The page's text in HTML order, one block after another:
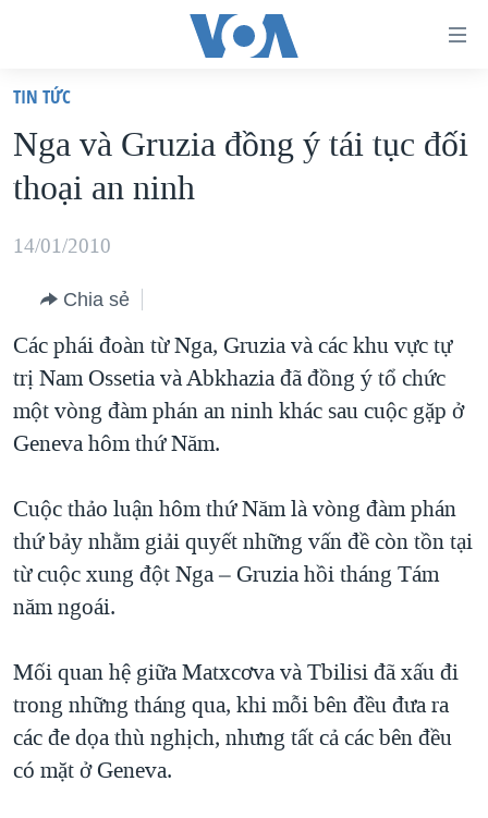
truy
cập
Tới
dung
chính
điều
hướng
chính
Đi
"Tìm"
VIỆT NAM
HOA KỲ
BIỂN ĐÔNG
BLOG
DIỄN ĐÀN
MỤC
TỰ DO BÁO CHÍ
NGƯỜI VIỆT HẢI NGOẠI
ĐỜI SỐNG
KINH TẾ
SỨC KHOẺ
VĂN HOÁ
THỂ THAO
GIÁO DỤC
CHUYÊN ĐỀ
HÀNH TRÌNH BẦU CỬ 2024
MỘT NĂM CHIẾN TRANH TẠI DẢI GAZA
GIẢI MÃ VÀNH ĐAI & CON ĐƯỜNG
TRỊNH VĨNH BÌNH - NGƯỜI HẠ 'BÊN THẮNG CUỘC'
GROUND ZERO – XƯA VÀ NAY
CHI PHÍ CHIẾN TRANH AFGHANISTAN
VIDEO
NGHE
MẠNG XÃ HỘI
Ngôn ngữ khác
TIN TỨC
Nga và Gruzia đồng ý tái tục đối
thoại an ninh
14/01/2010
Chia sẻ
Các phái đoàn từ Nga, Gruzia và các khu vực tự
trị Nam Ossetia và Abkhazia đã đồng ý tổ chức
một vòng đàm phán an ninh khác sau cuộc gặp ở
Geneva hôm thứ Năm.
Cuộc thảo luận hôm thứ Năm là vòng đàm phán
thứ bảy nhằm giải quyết những vấn đề còn tồn tại
từ cuộc xung đột Nga – Gruzia hồi tháng Tám
năm ngoái.
Mối quan hệ giữa Matxcơva và Tbilisi đã xấu đi
trong những tháng qua, khi mỗi bên đều đưa ra
các đe dọa thù nghịch, nhưng tất cả các bên đều
có mặt ở Geneva.